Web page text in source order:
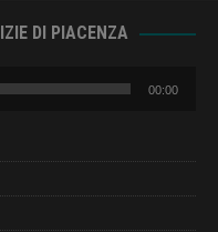
DI PIACENZA
00:00